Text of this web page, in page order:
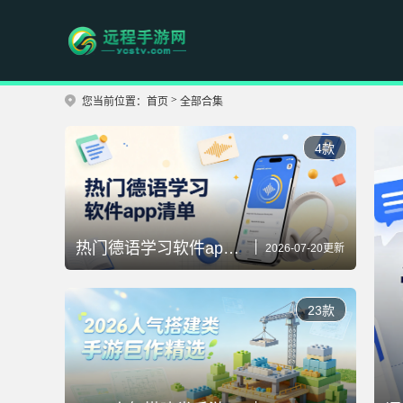
您当前位置： 首页 > 全部合集
4款
热门德语学习软件app清单 2026-07-20更新
23款